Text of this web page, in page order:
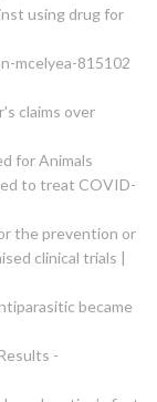
using drug for
mcelyea-815102
claims over
for Animals
to treat COVID-
the prevention or
clinical trials |
became
-